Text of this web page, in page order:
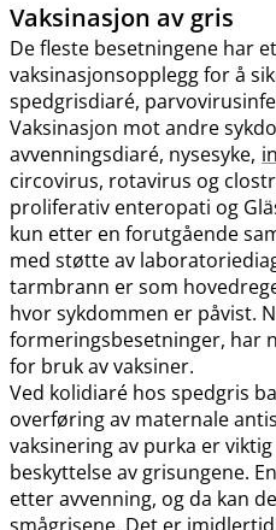
Vaksinasjon av gris
De fleste besetningene har
vaksinasjonsopplegg for å
spedgrisdiaré,
Vaksinasjon mot andre
avvenningsdiaré, nysesyke,
circovirus, rotavirus og
proliferativ enteropati og
kun etter en forutgående
med støtte av
tarmbrann er som
hvor sykdommen er påvist.
formeringsbesetninger, har
for bruk av vaksiner.
Ved kolidiaré hos spedgris
overføring av maternale
vaksinering av purka er
beskyttelse av grisungene.
etter avvenning, og da kan